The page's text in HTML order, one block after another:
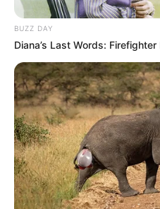
Documento de identificação
CPF
Caderneta de vacinação
Caso o cartão esteja
realizará a avaliação com
sistema.
A Secretaria de Saúde
caderneta de vacinação
doenças já controladas e
das crianças e adolescentes.
estão disponíveis em todas
BUZZ DAY
Diana’s Last Words: